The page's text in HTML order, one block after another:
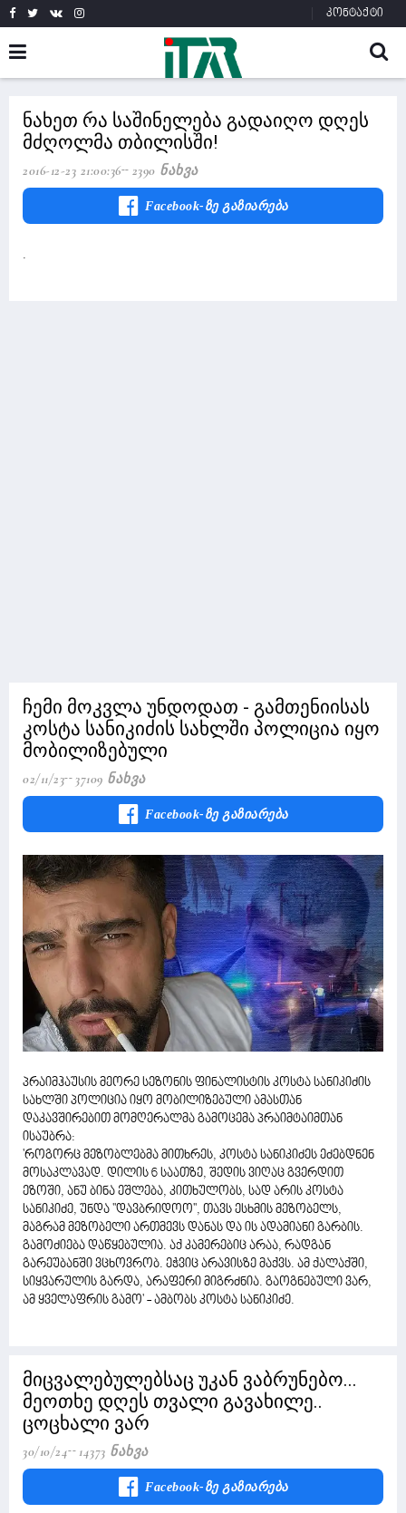
კონტაქტი
ნახეთ რა საშინელება გადაიღო დღეს
მძღოლმა თბილისში!
2016-12-23 21:00:36 2390 Ნახვა
Facebook-Ზე Გაზიარება
.
ჩემი მოკვლა უნდოდათ - გამთენიისას
კოსტა სანიკიძის სახლში პოლიცია იყო
მობილიზებული
02/11/23 37109 Ნახვა
Facebook-Ზე Გაზიარება
პრაიმჰაუსის მეორე სეზონის ფინალისტის კოსტა სანიკიძის
სახლში პოლიცია იყო მობილიზებული ამასთან
დაკავშირებით მომღერალმა გამოცემა პრაიმტაიმთან
ისაუბრა:
'როგორც მეზობლებმა მითხრეს, კოსტა სანიკიძეს ეძებდნენ
მოსაკლავად. დილის 6 საათზე, შედის ვიღაც გვერდით
ეზოში, ანუ ბინა ეშლება, კითხულობს, სად არის კოსტა
სანიკიძე, უნდა ''დავბრიდოო'', თავს ესხმის მეზობელს,
მაგრამ მეზობელი ართმევს დანას და ის ადამიანი გარბის.
გამოძიება დაწყებულია. აქ კამერებიც არაა, რადგან
გარეუბანში ვცხოვრობ. ეჭვიც არავისზე მაქვს. ამ ქალაქში,
სიყვარულის გარდა, არაფერი მიგრძნია. გაოგნებული ვარ,
ამ ყველაფრის გამო' - ამბობს კოსტა სანიკიძე.
მიცვალებულებსაც უკან ვაბრუნებო...
მეოთხე დღეს თვალი გავახილე..
ცოცხალი ვარ
30/10/24 14373 Ნახვა
Facebook-Ზე Გაზიარება